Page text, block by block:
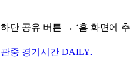
하단 공유 버튼 → ‘홈 화면에 추
관중 경기시간 DAILY.